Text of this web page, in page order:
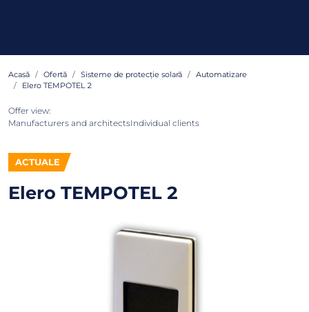
Acasă Ofertă Sisteme de protecție solară
Automatizare
Elero TEMPOTEL 2
Offer view:
Manufacturers and architectsIndividual clients
ACTUALE
Elero TEMPOTEL 2